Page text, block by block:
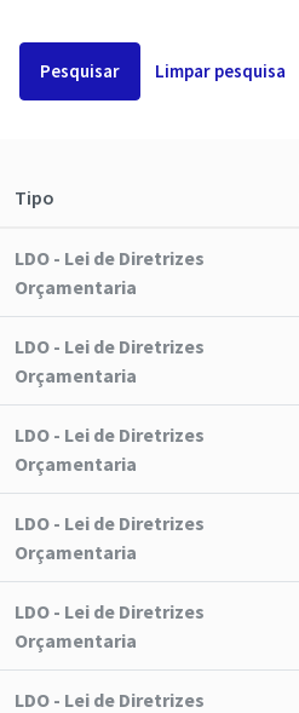
Pesquisar Limpar pesquisa
Tipo
LDO - Lei de Diretrizes
Orçamentaria
LDO - Lei de Diretrizes
Orçamentaria
LDO - Lei de Diretrizes
Orçamentaria
LDO - Lei de Diretrizes
Orçamentaria
LDO - Lei de Diretrizes
Orçamentaria
LDO - Lei de Diretrizes